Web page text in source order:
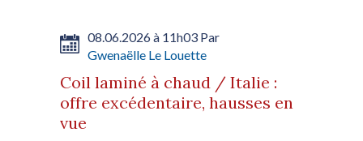
08.06.2026 à 11h03 Par
Gwenaëlle Le Louette
Coil laminé à chaud / Italie :
offre excédentaire, hausses en
vue